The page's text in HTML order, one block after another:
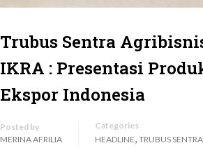
Trubus Sentra
IKRA : Presentasi
Ekspor Indonesia
Posted by
MERINA AFRILIA
Categories
HEADLINE, TRUBUS